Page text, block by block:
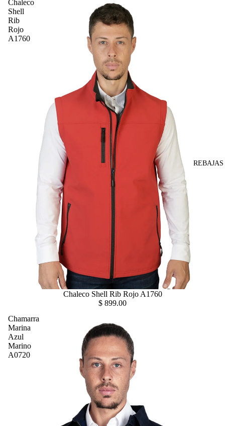
REBAJAS
Chaleco
Shell
Rib
Rojo
A1760
Chaleco Shell Rib Rojo A1760
$ 899.00
Chamarra
Marina
Azul
Marino
A0720